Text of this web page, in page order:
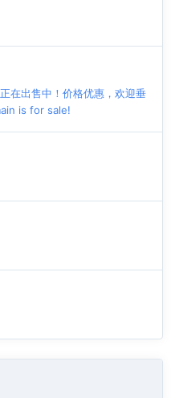
在出售中！价格优惠，欢迎垂
is for sale!